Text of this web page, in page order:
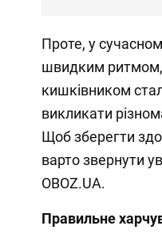
Проте, у
швидким
кишківником
викликати
Щоб зберегти
варто звернути
OBOZ.UA.
Правильне